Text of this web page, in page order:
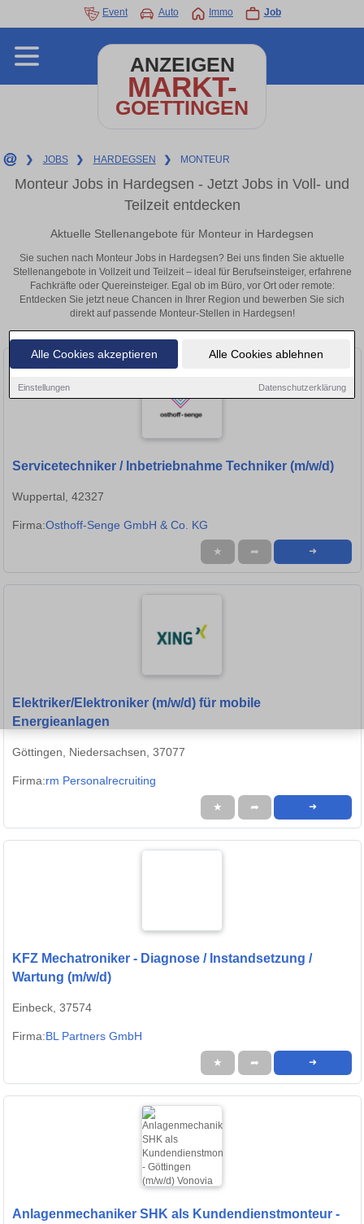
Alle Cookies akzeptieren Alle Cookies ablehnen
Einstellungen Datenschutzerklärung
Event Auto Immo Job
ANZEIGEN
MARKT-
GOETTINGEN
❯ JOBS ❯ HARDEGSEN ❯ MONTEUR
Monteur Jobs in Hardegsen - Jetzt Jobs in Voll- und
Teilzeit entdecken
Aktuelle Stellenangebote für Monteur in Hardegsen
Sie suchen nach Monteur Jobs in Hardegsen? Bei uns finden Sie aktuelle
Stellenangebote in Vollzeit und Teilzeit – ideal für Berufseinsteiger, erfahrene
Fachkräfte oder Quereinsteiger. Egal ob im Büro, vor Ort oder remote:
Entdecken Sie jetzt neue Chancen in Ihrer Region und bewerben Sie sich
direkt auf passende Monteur-Stellen in Hardegsen!
Servicetechniker / Inbetriebnahme Techniker (m/w/d)
Wuppertal, 42327
Firma:Osthoff-Senge GmbH & Co. KG
★ ➦ ➜
Elektriker/Elektroniker (m/w/d) für mobile
Energieanlagen
Göttingen, Niedersachsen, 37077
Firma:rm Personalrecruiting
★ ➦ ➜
KFZ Mechatroniker - Diagnose / Instandsetzung /
Wartung (m/w/d)
Einbeck, 37574
Firma:BL Partners GmbH
★ ➦ ➜
Anlagenmechaniker SHK als Kundendienstmonteur -